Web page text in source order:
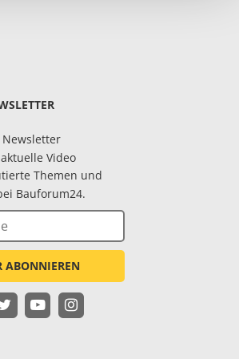
Video
Themen und
Bauforum24.
ABONNIEREN